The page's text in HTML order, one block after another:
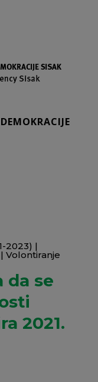
2023) |
| Volontiranje
da se
2021.